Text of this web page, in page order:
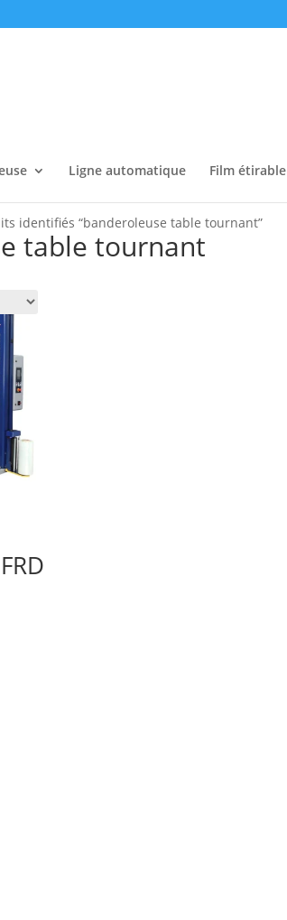
Ligne automatique Film étirable
identifiés “banderoleuse table tournant”
table tournant